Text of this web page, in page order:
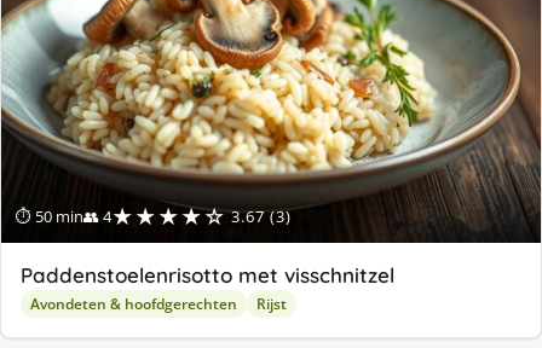
⏱ 50 min👥 4★★★★☆ 3.67 (3)
Paddenstoelenrisotto met visschnitzel
Avondeten & hoofdgerechten Rijst